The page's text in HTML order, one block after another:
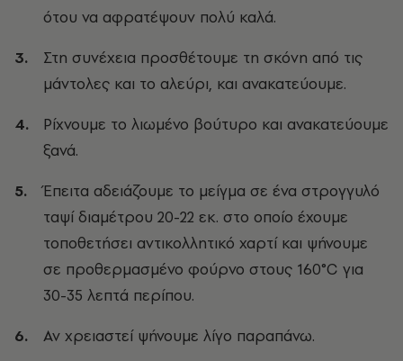
ότου να αφρατέψουν πολύ καλά.
Στη συνέχεια προσθέτουμε τη σκόνη από τις
μάντολες και το αλεύρι, και ανακατεύουμε.
Ρίχνουμε το λιωμένο βούτυρο και ανακατεύουμε
ξανά.
Έπειτα αδειάζουμε το μείγμα σε ένα στρογγυλό
ταψί διαμέτρου 20-22 εκ. στο οποίο έχουμε
τοποθετήσει αντικολλητικό χαρτί και ψήνουμε
σε προθερμασμένο φούρνο στους 160°C για
30-35 λεπτά περίπου.
Αν χρειαστεί ψήνουμε λίγο παραπάνω.